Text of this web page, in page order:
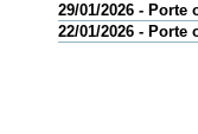
29/01/2026 - Porte
22/01/2026 - Porte